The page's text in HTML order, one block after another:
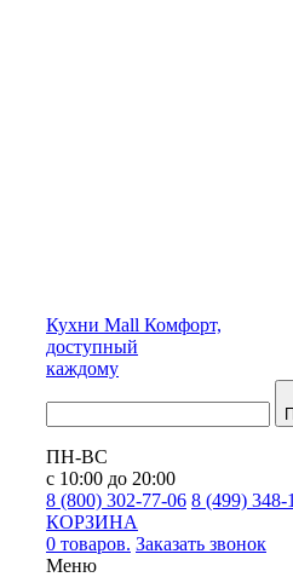
Кухни Mall Комфорт,
доступный
каждому
ПН-ВС
с 10:00 до 20:00
8 (800) 302-77-06 8 (499) 348-
КОРЗИНА
0 товаров. Заказать звонок
Меню